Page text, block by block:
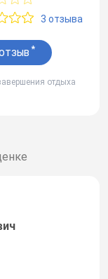
3 отзыва
*
отдыха